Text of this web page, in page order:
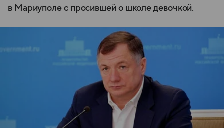
в Мариуполе с просившей о школе девочкой.